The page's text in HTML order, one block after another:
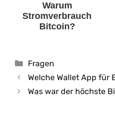
Warum
Stromverbrauch
Bitcoin?
Kategorien
Fragen
Welche Wallet App für
Was war der höchste